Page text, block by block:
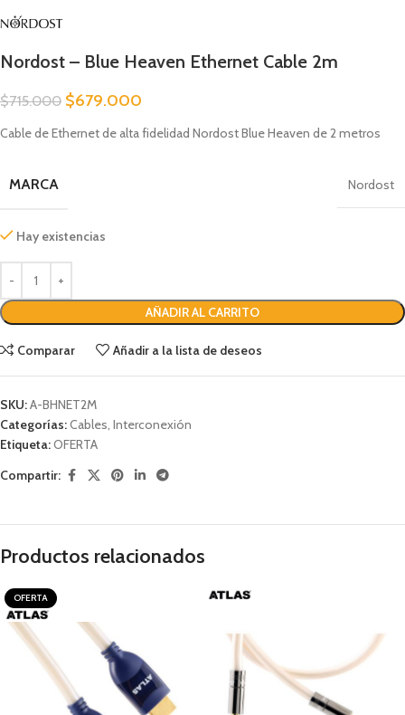
Nordost – Blue Heaven Ethernet Cable 2m
$715.000 $679.000
Cable de Ethernet de alta fidelidad Nordost Blue Heaven de 2 metros
MARCA Nordost
Hay existencias
AÑADIR AL CARRITO
Comparar Añadir a la lista de deseos
SKU:A-BHNET2M
Categorías:Cables Interconexión
Etiqueta:OFERTA
Compartir:
Productos relacionados
OFERTA